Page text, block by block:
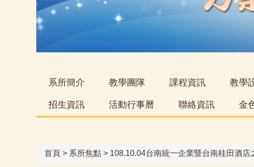
系所簡介 教學團隊 課程資訊 教學
招生資訊 活動行事曆 聯絡資訊 金
首頁 > 系所焦點 > 108.10.04台南統一企業暨台南桂田酒店